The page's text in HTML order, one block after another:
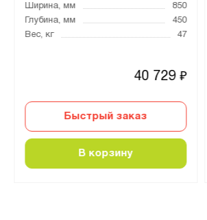
Ширина, мм
850
Глубина, мм
450
Вес, кг
47
40 729₽
Быстрый заказ
В корзину